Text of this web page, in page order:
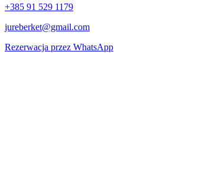
+385 91 529 1179
jureberket@gmail.com
Rezerwacja przez WhatsApp